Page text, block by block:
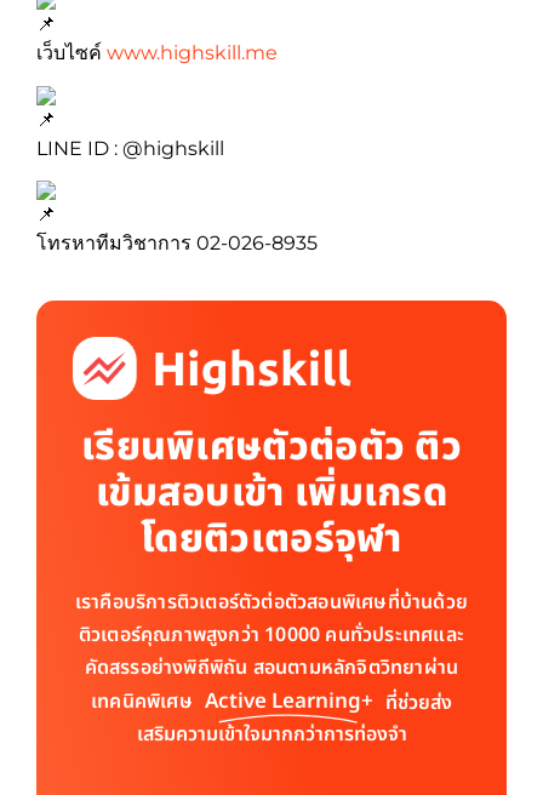
เว็บไซค์ www.highskill.me
LINE ID : @highskill
โทรหาทีมวิชาการ 02-026-8935
เรียนพิเศษตัวต่อตัว ติว
เข้มสอบเข้า เพิ่มเกรด
โดยติวเตอร์จุฬา
เราคือบริการติวเตอร์ตัวต่อตัวสอนพิเศษที่บ้านด้วย
ติวเตอร์คุณภาพสูงกว่า 10000 คนทั่วประเทศและ
คัดสรรอย่างพิถีพิถัน สอนตามหลักจิตวิทยาผ่าน
เทคนิคพิเศษ Active Learning+ ที่ช่วยส่ง
เสริมความเข้าใจมากกว่าการท่องจำ​